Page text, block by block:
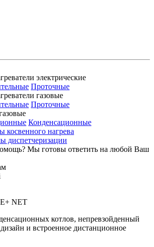
электрические
Проточные
газовые
Проточные
Конденсационные
косвенного нагрева
диспетчеризации
Мы готовы ответить на любой Ваш
NET
котлов, непревзойденный
и встроенное дистанционное